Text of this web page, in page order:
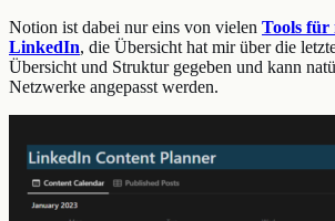
Notion ist dabei nur eins von vielen Tools für
LinkedIn, die Übersicht hat mir über die
Übersicht und Struktur gegeben und kann
Netzwerke angepasst werden.